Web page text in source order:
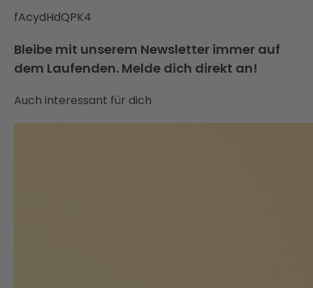
fAcydHdQPK4
Bleibe mit unserem Newsletter immer auf
dem Laufenden. Melde dich direkt an!
Auch interessant für dich